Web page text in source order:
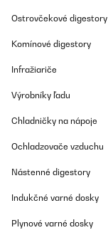
Ostrovčekové digestory
Komínové digestory
Infražiariče
Výrobníky ľadu
Chladničky na nápoje
Ochladzovače vzduchu
Nástenné digestory
Indukčné varné dosky
Plynové varné dosky